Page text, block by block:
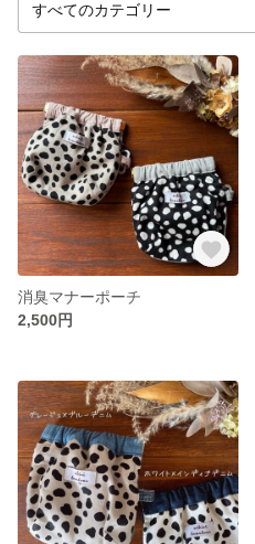
消臭マナーポーチ
2,500円